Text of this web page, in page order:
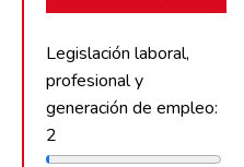
Legislación laboral,
profesional y
generación de empleo:
2